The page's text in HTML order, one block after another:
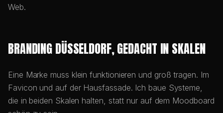
Web.
BRANDING DÜSSELDORF, GEDACHT IN SKALEN
Eine Marke muss klein funktionieren und groß tragen. Im
Favicon und auf der Hausfassade. Ich baue Systeme,
die in beiden Skalen halten, statt nur auf dem Moodboard